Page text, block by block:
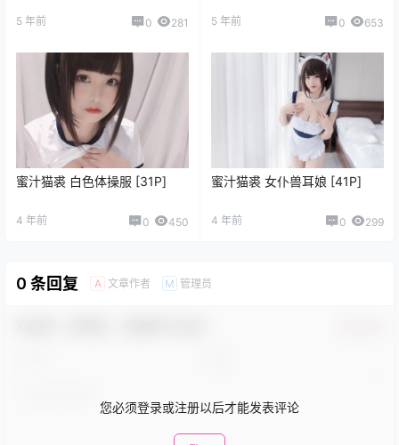
5 年前 0 281 5 年前 0 653
蜜汁猫裘 白色体操服 [31P]
4 年前 0 450
蜜汁猫裘 女仆兽耳娘 [41P]
4 年前 0 299
0 条回复 A 文章作者 M 管理员
您必须登录或注册以后才能发表评论